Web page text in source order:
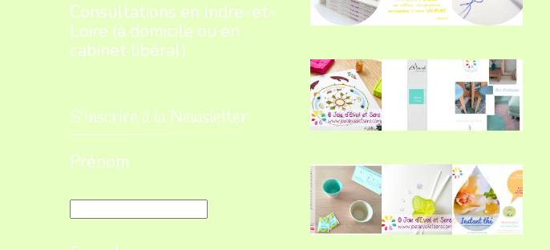
Consultations en Indre-et-
Loire (à domicile ou en
cabinet libéral)
S’inscrire à la Newsletter
Prénom